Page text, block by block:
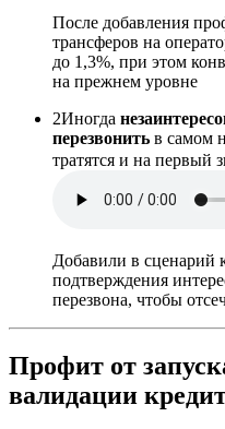
После добавления
трансферов на
до 1,3%, при этом
на прежнем уровне
2Иногда
перезвонить в самом
тратятся и на первый
Добавили в сценарий
подтверждения
перезвона, чтобы
Профит от
валидации